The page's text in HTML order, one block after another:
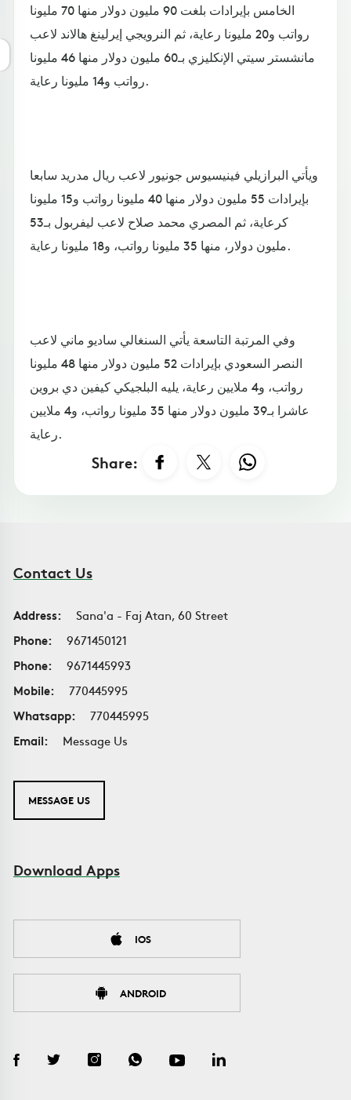
الخامس بإيرادات بلغت 90 مليون دولار منها 70 مليونا
رواتب و20 مليونا رعاية، ثم النرويجي إيرلينغ هالاند لاعب
مانشستر سيتي الإنكليزي بـ60 مليون دولار منها 46 مليونا
رواتب و14 مليونا رعاية.
ويأتي البرازيلي فينيسيوس جونيور لاعب ريال مدريد سابعا
بإيرادات 55 مليون دولار منها 40 مليونا رواتب و15 مليونا
كرعاية، ثم المصري محمد صلاح لاعب ليفربول بـ53
مليون دولار، منها 35 مليونا رواتب، و18 مليونا رعاية.
وفي المرتبة التاسعة يأتي السنغالي ساديو ماني لاعب
النصر السعودي بإيرادات 52 مليون دولار منها 48 مليونا
رواتب، و4 ملايين رعاية، يليه البلجيكي كيفين دي بروين
عاشرا بـ39 مليون دولار منها 35 مليونا رواتب، و4 ملايين
رعاية.
Share:
Contact Us
Address:
Sana'a - Faj Atan, 60 Street
Phone:
9671450121
Phone:
9671445993
Mobile:
770445995
Whatsapp:
770445995
Email:
Message Us
MESSAGE US
Download Apps
IOS
ANDROID